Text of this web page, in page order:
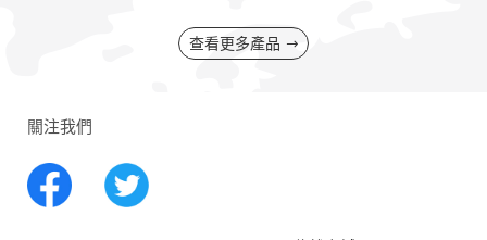
查看更多產品
關注我們